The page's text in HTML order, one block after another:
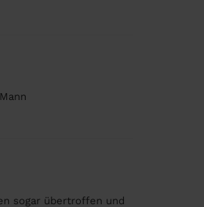
sogar übertroffen und